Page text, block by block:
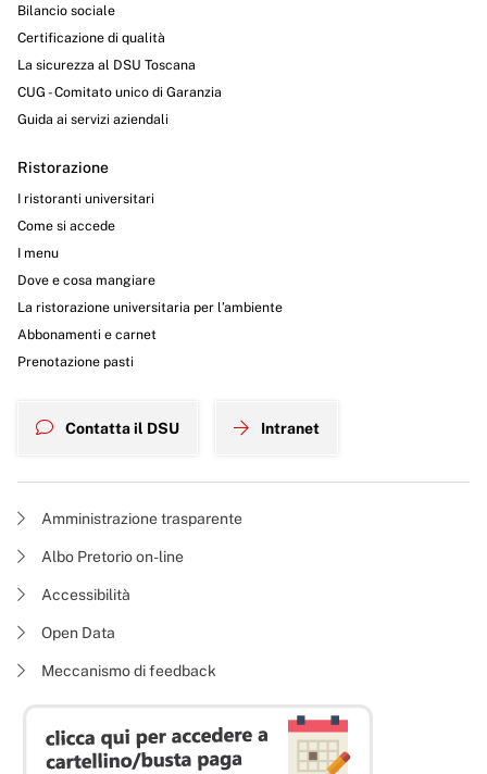
Bilancio sociale
Certificazione di qualità
La sicurezza al DSU Toscana
CUG - Comitato unico di Garanzia
Guida ai servizi aziendali
Ristorazione
I ristoranti universitari
Come si accede
I menu
Dove e cosa mangiare
La ristorazione universitaria per l’ambiente
Abbonamenti e carnet
Prenotazione pasti
Contatta il DSU Intranet
Amministrazione trasparente
Albo Pretorio on-line
Accessibilità
Open Data
Meccanismo di feedback